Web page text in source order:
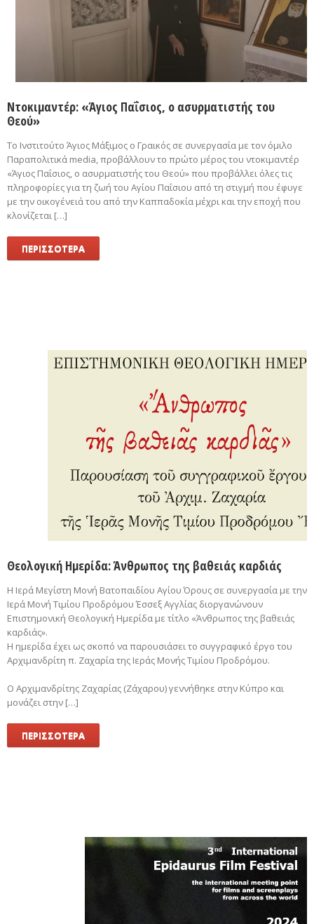
Ντοκιμαντέρ: «Άγιος Παΐσιος, ο ασυρματιστής του
Θεού»
Το Ινστιτούτο Άγιος Μάξιμος ο Γραικός σε συνεργασία με τον όμιλο
Παραπολιτικά media, προβάλλουν το πρώτο μέρος του ντοκιμαντέρ
«Άγιος Παΐσιος, ο ασυρματιστής του Θεού» που προβάλλει όλες τις
πληροφορίες για τη ζωή του Αγίου Παΐσιου από τη στιγμή που έφυγε
με την οικογένειά του από την Καππαδοκία μέχρι και την εποχή που
κλονίζεται […]
ΠΕΡΙΣΣΟΤΕΡΑ
Θεολογική Ημερίδα: Άνθρωπος της βαθειάς καρδιάς
Η Ιερά Μεγίστη Μονή Βατοπαιδίου Αγίου Όρους σε συνεργασία με την
Ιερά Μονή Τιμίου Προδρόμου Έσσεξ Αγγλίας διοργανώνουν
Επιστημονική Θεολογική Ημερίδα με τίτλο «Άνθρωπος της βαθειάς
καρδιάς».
Η ημερίδα έχει ως σκοπό να παρουσιάσει το συγγραφικό έργο του
Αρχιμανδρίτη π. Ζαχαρία της Ιεράς Μονής Τιμίου Προδρόμου.
Ο Αρχιμανδρίτης Ζαχαρίας (Ζάχαρου) γεννήθηκε στην Κύπρο και
μονάζει στην […]
ΠΕΡΙΣΣΟΤΕΡΑ